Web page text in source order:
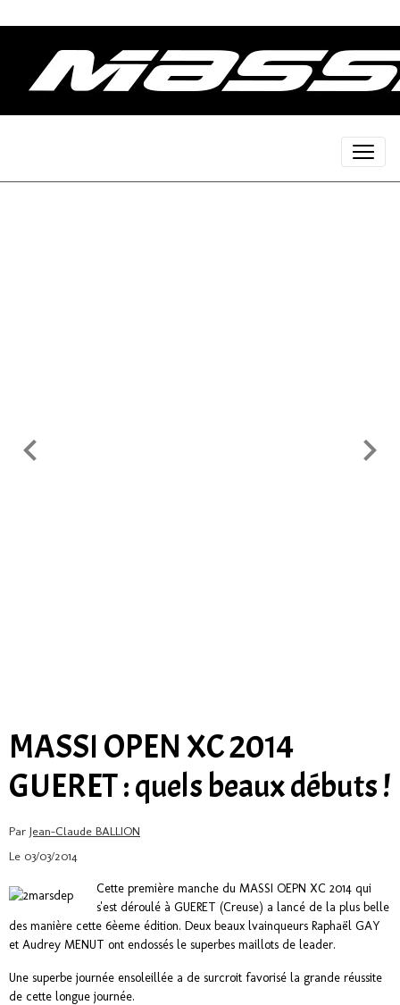
MASSI OPEN XC 2014
GUERET : quels beaux débuts !
Par Jean-Claude BALLION
Le 03/03/2014
Cette première manche du MASSI OEPN XC 2014 qui
s'est déroulé à GUERET (Creuse) a lancé de la plus belle
des manière cette 6èeme édition. Deux beaux lvainqueurs Raphaël GAY
et Audrey MENUT ont endossés le superbes maillots de leader.
Une superbe journée ensoleillée a de surcroit favorisé la grande réussite
de cette longue journée.